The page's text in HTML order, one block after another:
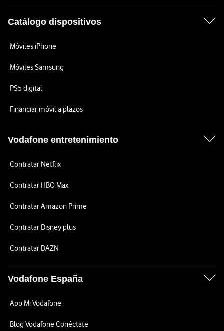
Catálogo dispositivos
Móviles iPhone
Móviles Samsung
PS5 digital
Financiar móvil a plazos
Vodafone entretenimiento
Contratar Netflix
Contratar HBO Max
Contratar Amazon Prime
Contratar Disney plus
Contratar DAZN
Vodafone España
App Mi Vodafone
Blog Vodafone Conéctate